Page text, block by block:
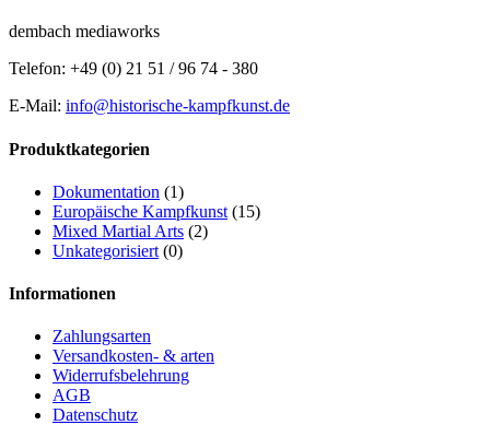
dembach mediaworks
Telefon: +49 (0) 21 51 / 96 74 - 380
E-Mail: info@historische-kampfkunst.de
Produktkategorien
Dokumentation (1)
Europäische Kampfkunst (15)
Mixed Martial Arts (2)
Unkategorisiert (0)
Informationen
Zahlungsarten
Versandkosten- & arten
Widerrufsbelehrung
AGB
Datenschutz